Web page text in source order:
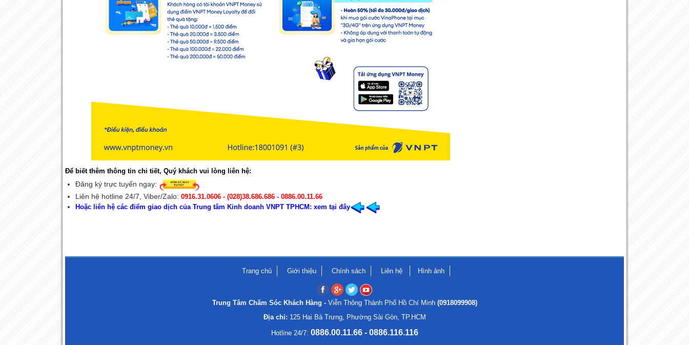
Để biết thêm thông tin chi tiết, Quý khách vui lòng liên hệ:
Đăng ký trực tuyến ngay:
Liên hệ hotline 24/7, Viber/Zalo: 0916.31.0606 - (028)38.686.686 - 0886.00.11.66
Hoặc liên hệ các điểm giao dịch của Trung tâm Kinh doanh VNPT TPHCM: xem tại đây
Trang chủ Giới thiệu Chính sách Liên hệ Hình ảnh
Trung Tâm Chăm Sóc Khách Hàng - Viễn Thông Thành Phố Hồ Chí Minh(0918099908)
Địa chỉ: 125 Hai Bà Trưng, Phường Sài Gòn, TP.HCM
Hotline 24/7: 0886.00.11.66 - 0886.116.116